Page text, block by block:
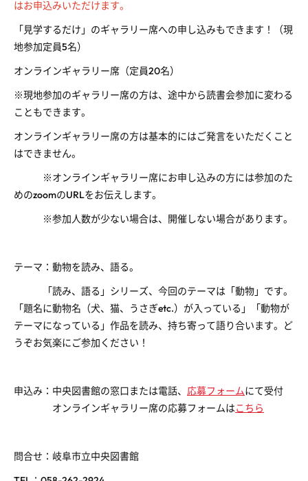
はお申込みいただけます。
「見学するだけ」のギャラリー席への申し込みもできます！（現
地参加定員5名）
オンラインギャラリー席（定員20名）
※現地参加のギャラリー席の方は、途中から読書会参加に変わる
こともできます。
オンラインギャラリー席の方は基本的にはご発言をいただくこと
はできません。
※オンラインギャラリー席にお申し込みの方には参加のた
めのzoomのURLをお伝えします。
※参加人数が少ない場合は、開催しない場合があります。
テーマ：動物を読み、語る。
「読み、語る」シリーズ、今回のテーマは「動物」です。
「題名に動物名（犬、猫、うさぎetc.）が入っている」「動物が
テーマになっている」作品を読み、持ち寄って語り合います。ど
うぞお気楽にご参加ください！
申込み：中央図書館の窓口または電話、 応募フォームにて受付
オンラインギャラリー席の応募フォームはこちら
問合せ：岐阜市立中央図書館